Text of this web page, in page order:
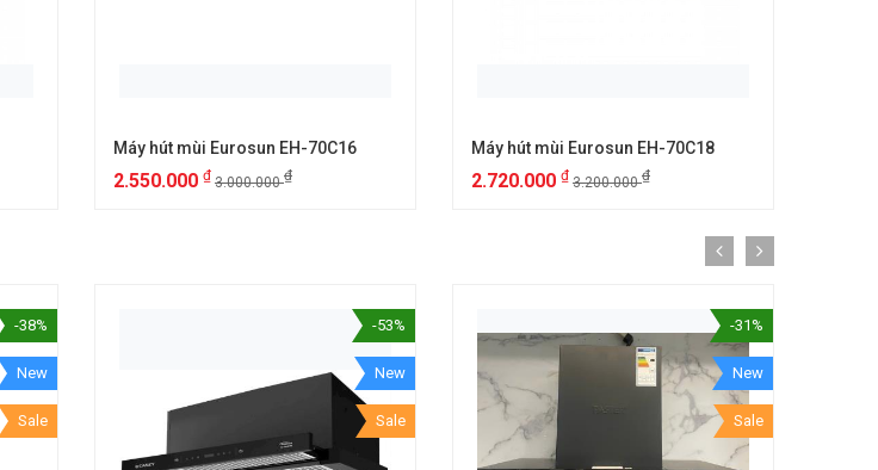
Máy hút mùi Eurosun EH-70C16
2.550.000 ₫ 3.000.000₫
Máy hút mùi Eurosun EH-70C18
2.720.000 ₫ 3.200.000₫
-38%
New
Sale
-53%
New
Sale
-31%
New
Sale